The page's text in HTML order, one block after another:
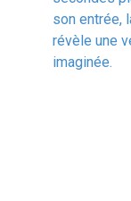
son entrée,
révèle une
imaginée.